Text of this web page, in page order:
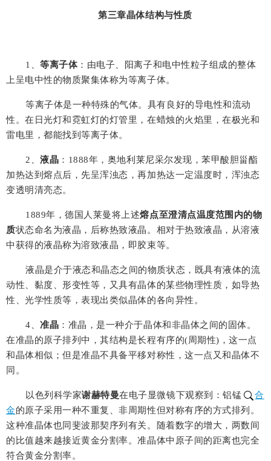
第三章晶体结构与性质
1 、等离子体 ：由电子、阳离子和电中性粒子组成的整体
上呈电中性的物质聚集体称为等离子体。
等离子体是一种特殊的气体。具有良好的导电性和流动
性。在日光灯和霓虹灯的灯管里，在蜡烛的火焰里，在极光和
雷电里，都能找到等离子体。
2 、液晶 ： 1888年，奥地利莱尼采尔发现，苯甲酸胆甾酯
加热达到熔点后，先呈浑浊态，再加热达一定温度时，浑浊态
变透明清亮态。
1889年，德国人莱曼将上述熔点至澄清点温度范围内的物
质状态命名为液晶，后称热致液晶。相对于热致液晶，从溶液
中获得的液晶称为溶致液晶，即胶束等。
液晶是介于液态和晶态之间的物质状态，既具有液体的流
动性、黏度、形变性等，又具有晶体的某些物理性质，如导热
性、光学性质等，表现出类似晶体的各向异性。
4 、准晶 ：准晶，是一种介于晶体和非晶体之间的固体。
在准晶的原子排列中，其结构是长程有序的(周期性)，这一点
和晶体相似；但是准晶不具备平移对称性，这一点又和晶体不
同。
以色列科学家谢赫特曼在电子显微镜下观察到：铝锰
合
金的原子采用一种不重复、非周期性但对称有序的方式排列。
这种准晶体也同斐波那契序列有关。随着数字的增大，两数间
的比值越来越接近黄金分割率。准晶体中原子间的距离也完全
符合黄金分割率。